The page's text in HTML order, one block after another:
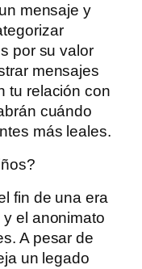
mensaje y
por su valor
mensajes
tu relación con
cuándo
más leales.
fin de una era
el anonimato
A pesar de
un legado